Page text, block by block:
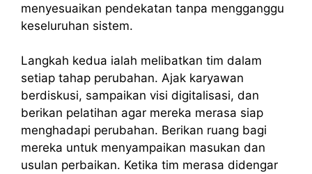
menyesuaikan pendekatan tanpa mengganggu
keseluruhan sistem.
Langkah kedua ialah melibatkan tim dalam
setiap tahap perubahan. Ajak karyawan
berdiskusi, sampaikan visi digitalisasi, dan
berikan pelatihan agar mereka merasa siap
menghadapi perubahan. Berikan ruang bagi
mereka untuk menyampaikan masukan dan
usulan perbaikan. Ketika tim merasa didengar